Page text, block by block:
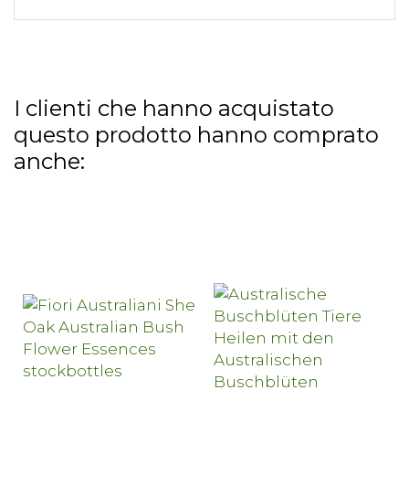
I clienti che hanno acquistato
questo prodotto hanno comprato
anche: